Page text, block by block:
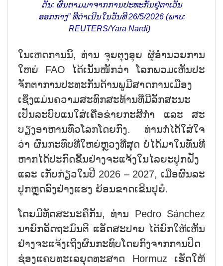
ດັນ: ຜົນ​ຕາມ​ມາ​ຈາກ​ການ​ປະ​ທະ​ກັນ​ຢູ່​ຕາ​ເວັນ​
ອອກ​ກາງ” ທີ່​ດຳ​ເນີນ​ໃນວ​ັນ​ທີ 26/5/2026 (ພາບ:
REUTERS/Yara Nardi)
ໃນ​ເຫດ​ການ​ນີ້, ທ່ານ ຈຸຍ​ຕຸງ​ອຸ​ຍ ຜູ້​ອຳ​ນວຍ​ການ​
ໃຫຍ່ FAO ໄດ້​ເນັ້ນ​ໜັກ​ວ່າ ໂລກ​ພວມ​ເຫັນ​ປ​ະ​
ຈັກ​ຕາ​ການ​ປະ​ທະ​ກັນ​ດ້ານ​ພູ​ມີ​ສາດ​ການ​ເມືອງ
ເຊິ່ງ​ແມ່ນ​​ຄວາມ​ສະ​ທົກ​ສະ​ທ້ານ​ທີ່​ມີ​ລັກ​ສະ​ນະ​
ເປັນ​ລະ​ບົບ​ແນ​ໃສ່​ເຄືອ​ຂ່າຍ​ກະ​ສິ​ກຳ ແລະ ສະ​
ບຽງ​ອາ​ຫານ​ທົ່ວ​ໂລກໂດຍ​ກົງ. ທ່ານ​ກໍ​ໄດ້​ໃສ່​ໃຈ​
ວ່າ ຜົນ​ກະ​ທົບ​ທີ່​ໃຫຍ່ຫຼວງ​ທີ່​ສຸດ ບໍ່​ໄດ້​ມາ​​ໃນ​ທັນ​ທີ
ຫາກ​ໄດ້​ປະ​ກົດ​ຂຶິ້ນ​ຢ່າງ​ຈະ​ແຈ້ງ​ໃນ​ໄລ​ຍະ​ປູກ​ຝັງ
ແລະ ເກັບ​ກ່ຽວໃນ​ປີ 2026 – 2027, ເມື່ອ​ຜົນ​ລະ​
ປູກຫຼຸດ​ລົງ​ຢ່າງ​ແຮງ ຍ້ອນ​ຂາດເຂີນ​ປຸ​ຍ໋.
ໂດຍ​ມີ​ທັດ​ສະ​ນະ​ຄື​ກັນ, ທ່ານ Pedro Sánchez
ນາ​ຍົກ​ລັດ​ຖະ​ມົນ​ຕີ ແອັດ​ສະ​ປາຍ ໄດ້​ຍົກ​ໃຫ້​ເຫັນ​
ຢ່າງ​ຈະ​ແຈ້ງ​​ເຖິງຜົນ​ກະ​ທົບ​ໂດຍ​ກົງ​ຈາກ​ການ​ປິດ​
ຊ່ອງ​ແຄບ​ທະ​ເລຍຸດ​ທະ​ສາດ Hormuz ເຮັດ​ໃຫ້​​